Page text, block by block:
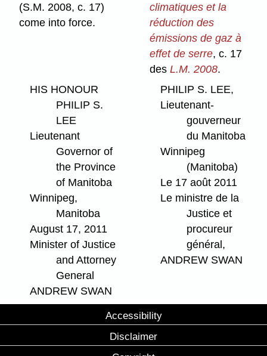
(S.M. 2008, c. 17)
come into force.
climatiques et la
réduction des
émissions de gaz à
effet de serre, c. 17
desL.M. 2008.
HIS HONOUR
PHILIP S.
LEE
Lieutenant
Governor of
the Province
of Manitoba
Winnipeg,
Manitoba
August 17, 2011
Minister of Justice
and Attorney
General
ANDREW SWAN
PHILIP S. LEE,
Lieutenant-
gouverneur
du Manitoba
Winnipeg
(Manitoba)
Le 17 août 2011
Le ministre de la
Justice et
procureur
général,
ANDREW SWAN
Accessibility
Disclaimer